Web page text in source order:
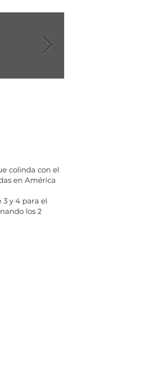
colinda con el
en América
y 4 para el
los 2